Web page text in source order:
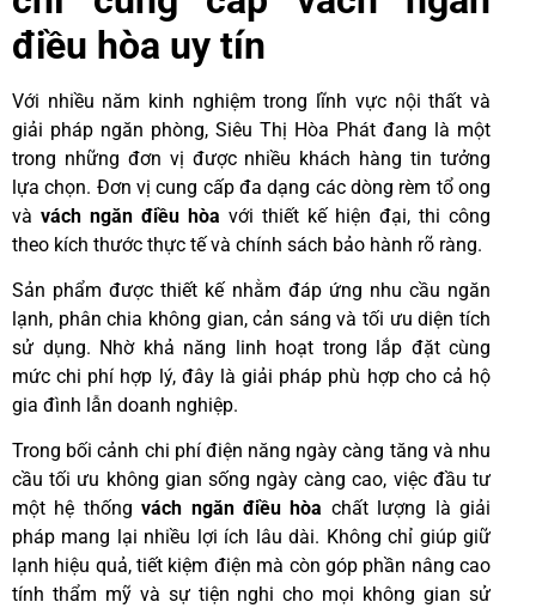
điều hòa uy tín
Với nhiều năm kinh nghiệm trong lĩnh vực nội thất và
giải pháp ngăn phòng, Siêu Thị Hòa Phát đang là một
trong những đơn vị được nhiều khách hàng tin tưởng
lựa chọn. Đơn vị cung cấp đa dạng các dòng rèm tổ ong
và vách ngăn điều hòa với thiết kế hiện đại, thi công
theo kích thước thực tế và chính sách bảo hành rõ ràng.
Sản phẩm được thiết kế nhằm đáp ứng nhu cầu ngăn
lạnh, phân chia không gian, cản sáng và tối ưu diện tích
sử dụng. Nhờ khả năng linh hoạt trong lắp đặt cùng
mức chi phí hợp lý, đây là giải pháp phù hợp cho cả hộ
gia đình lẫn doanh nghiệp.
Trong bối cảnh chi phí điện năng ngày càng tăng và nhu
cầu tối ưu không gian sống ngày càng cao, việc đầu tư
một hệ thốngvách ngăn điều hòa chất lượng là giải
pháp mang lại nhiều lợi ích lâu dài. Không chỉ giúp giữ
lạnh hiệu quả, tiết kiệm điện mà còn góp phần nâng cao
tính thẩm mỹ và sự tiện nghi cho mọi không gian sử